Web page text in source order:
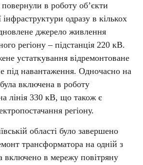
в роботу об’єкти
інфраструктури одразу в кількох
джерело живлення
регіону – підстанція 220 кВ.
устаткування відремонтоване
під навантаження. Одночасно на
включена в роботу
лінія 330 кВ, що також є
регіону.
області було завершено
трансформатора на одній з
включено в мережу повітряну